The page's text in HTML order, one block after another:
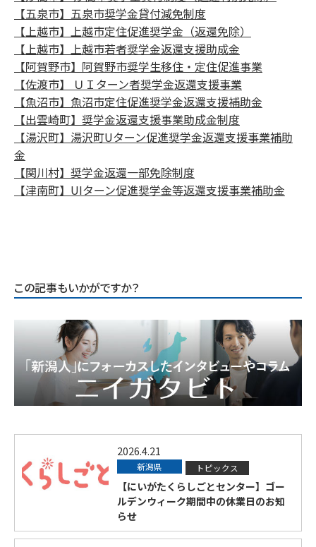
【五泉市】五泉市奨学金貸付減免制度
【上越市】上越市定住促進奨学金（返還免除）
【上越市】上越市若者奨学金返還支援助成金
【阿賀野市】阿賀野市奨学生移住・定住促進事業
【佐渡市】 ＵＩターン者奨学金返還支援事業
【魚沼市】魚沼市定住促進奨学金返還支援補助金
【出雲崎町】奨学金返還支援事業助成金制度
【湯沢町】湯沢町Uターン促進奨学金返還支援事業補助
金
【関川村】奨学金返還一部免除制度
【津南町】UIターン促進奨学金等返還支援事業補助金
この記事もいかがですか？
2026.4.21
新潟県 トピックス
【にいがたくらしごとセンター】ゴー
ルデンウィーク期間中の休業日のお知
らせ